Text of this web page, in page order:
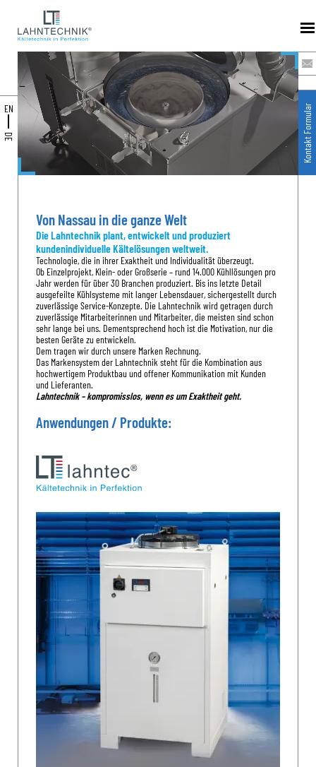
Von Nassau in die ganze Welt
Die Lahntechnik plant, entwickelt und produziert
kundenindividuelle Kältelösungen weltweit.
Technologie, die in ihrer Exaktheit und Individualität überzeugt.
Ob Einzelprojekt, Klein- oder Großserie – rund 14.000 Kühllösungen pro
Jahr werden für über 30 Branchen produziert. Bis ins letzte Detail
ausgefeilte Kühlsysteme mit langer Lebensdauer, sichergestellt durch
zuverlässige Service-Konzepte. Die Lahntechnik wird getragen durch
zuverlässige Mitarbeiterinnen und Mitarbeiter, die meisten sind schon
sehr lange bei uns. Dementsprechend hoch ist die Motivation, nur die
besten Geräte zu entwickeln.
Dem tragen wir durch unsere Marken Rechnung.
Das Markensystem der Lahntechnik steht für die Kombination aus
hochwertigem Produktbau und offener Kommunikation mit Kunden
und Lieferanten.
Lahntechnik – kompromisslos, wenn es um Exaktheit geht.
Anwendungen / Produkte:
EN
DE Kontakt Formular